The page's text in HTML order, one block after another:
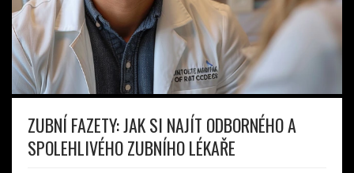
ZUBNÍ FAZETY: JAK SI NAJÍT ODBORNÉHO A
SPOLEHLIVÉHO ZUBNÍHO LÉKAŘE